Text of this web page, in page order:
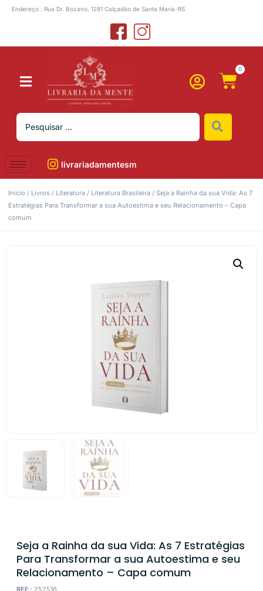
Endereço : Rua Dr. Bozano, 1281 Calçadão de Santa Maria-RS
0
livrariadamentesm
Início / Livros / Literatura / Literatura Brasileira / Seja a Rainha da sua Vida: As 7
Estratégias Para Transformar a sua Autoestima e seu Relacionamento – Capa
comum
Seja a Rainha da sua Vida: As 7 Estratégias
Para Transformar a sua Autoestima e seu
Relacionamento – Capa comum
REF : 252516